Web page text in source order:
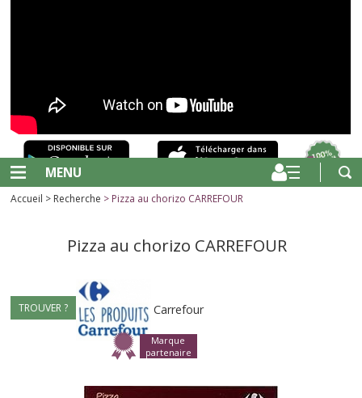
MENU
Accueil > Recherche > Pizza au chorizo CARREFOUR
Pizza au chorizo CARREFOUR
TROUVER ? Carrefour
Marque
partenaire